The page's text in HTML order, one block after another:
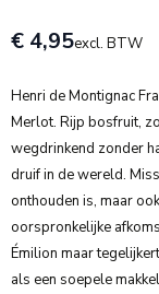
€ 4,95excl. BTW
Henri de Montignac
Merlot. Rijp bosfruit,
wegdrinkend zonder
druif in de wereld.
onthouden is, maar
oorspronkelijke
Émilion maar
als een soepele